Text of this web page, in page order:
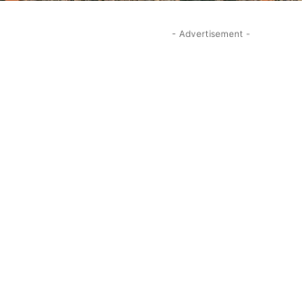
- Advertisement -